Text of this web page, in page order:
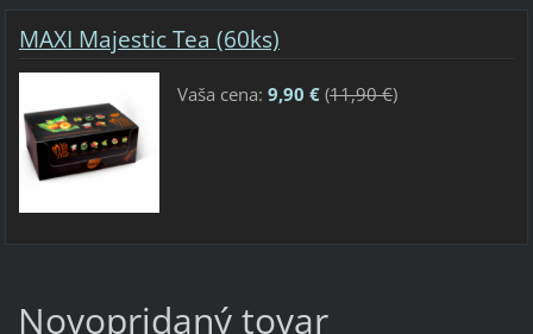
MAXI Majestic Tea (60ks)
Vaša cena: 9,90 €(11,90 €)
Novopridaný tovar